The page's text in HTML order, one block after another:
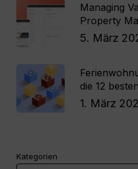
Managing
Property
5. März
die 12
1. März
Kategorien